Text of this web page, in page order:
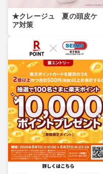
★クレージュ 夏の頭皮ケ
ア対策